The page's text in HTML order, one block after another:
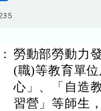
勞動部勞動力
(職)等教育單
心」、「自造
習營」等師生